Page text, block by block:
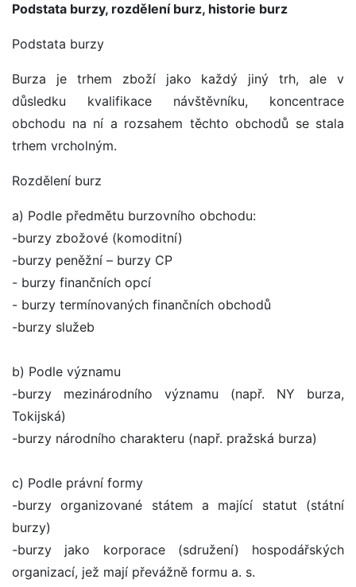
Podstata burzy, rozdělení burz, historie burz
Podstata burzy
Burza je trhem zboží jako každý jiný trh, ale v
důsledku kvalifikace návštěvníku, koncentrace
obchodu na ní a rozsahem těchto obchodů se stala
trhem vrcholným.
Rozdělení burz
a) Podle předmětu burzovního obchodu:
-burzy zbožové (komoditní)
-burzy peněžní – burzy CP
- burzy finančních opcí
- burzy termínovaných finančních obchodů
-burzy služeb
b) Podle významu
-burzy mezinárodního významu (např. NY burza,
Tokijská)
-burzy národního charakteru (např. pražská burza)
c) Podle právní formy
-burzy organizované státem a mající statut (státní
burzy)
-burzy jako korporace (sdružení) hospodářských
organizací, jež mají převážně formu a. s.